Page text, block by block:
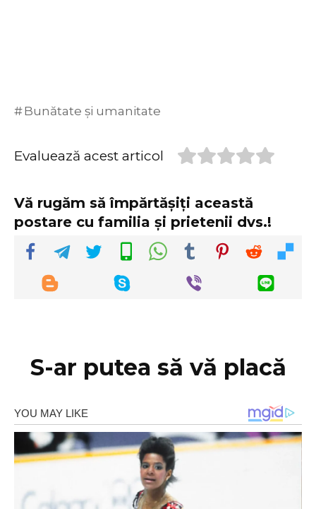
Bunătate și umanitate
Evaluează acest articol
Vă rugăm să împărtășiți această
postare cu familia și prietenii dvs.!
S-ar putea să vă placă